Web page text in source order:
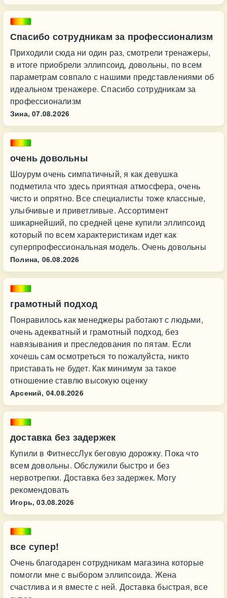
Спасибо сотрудникам за профессионализм
Приходили сюда ни один раз, смотрели тренажеры,
в итоге приобрели эллипсоид, довольны, по всем
параметрам совпало с нашими представлениями об
идеальном тренажере. Спасибо сотрудникам за
профессионализм
Зина, 07.08.2026
очень довольны
Шоурум очень симпатичный, я как девушка
подметила что здесь приятная атмосфера, очень
чисто и опрятно. Все специалисты тоже классные,
улыбчивые и приветливые. Ассортимент
шикарнейший, по средней цене купили эллипсоид
который по всем характеристикам идет как
суперпрофессиональная модель. Очень довольны
Полина, 06.08.2026
грамотный подход
Понравилось как менеджеры работают с людьми,
очень адекватный и грамотный подход, без
навязывания и преследования по пятам. Если
хочешь сам осмотреться то пожалуйста, никто
приставать не будет. Как минимум за такое
отношение ставлю высокую оценку
Арсений, 04.08.2026
доставка без задержек
Купили в ФитнессЛук беговую дорожку. Пока что
всем довольны. Обслужили быстро и без
нервотрепки. Доставка без задержек. Могу
рекомендовать
Игорь, 03.08.2026
все супер!
Очень благодарен сотрудникам магазина которые
помогли мне с выбором эллипсоида. Жена
счастлива и я вместе с ней. Доставка быстрая, все